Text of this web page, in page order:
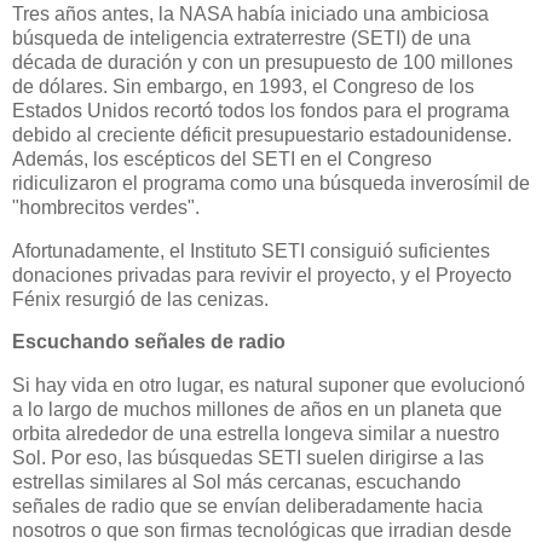
Tres años antes, la NASA había iniciado una ambiciosa
búsqueda de inteligencia extraterrestre (SETI) de una
década de duración y con un presupuesto de 100 millones
de dólares. Sin embargo, en 1993, el Congreso de los
Estados Unidos recortó todos los fondos para el programa
debido al creciente déficit presupuestario estadounidense.
Además, los escépticos del SETI en el Congreso
ridiculizaron el programa como una búsqueda inverosímil de
"hombrecitos verdes".
Afortunadamente, el Instituto SETI consiguió suficientes
donaciones privadas para revivir el proyecto, y el Proyecto
Fénix resurgió de las cenizas.
Escuchando señales de radio
Si hay vida en otro lugar, es natural suponer que evolucionó
a lo largo de muchos millones de años en un planeta que
orbita alrededor de una estrella longeva similar a nuestro
Sol. Por eso, las búsquedas SETI suelen dirigirse a las
estrellas similares al Sol más cercanas, escuchando
señales de radio que se envían deliberadamente hacia
nosotros o que son firmas tecnológicas que irradian desde